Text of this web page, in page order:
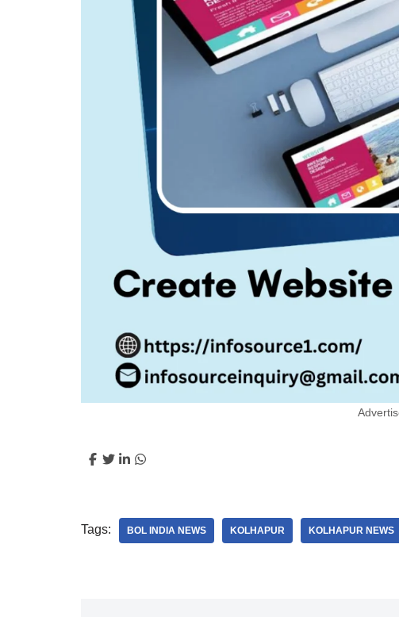
Tags: BOL INDIA NEWS KOLHAPUR KOLHAPUR NEWS